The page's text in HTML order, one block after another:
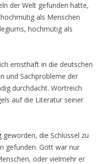
der Welt gefunden hatte,
als Menschen
hochmütig als
ernsthaft in die deutschen
und Sachprobleme der
durchdacht. Wortreich
auf die Literatur seiner
die Schlüssel zu
gefunden. Gott war nur
oder vielmehr er